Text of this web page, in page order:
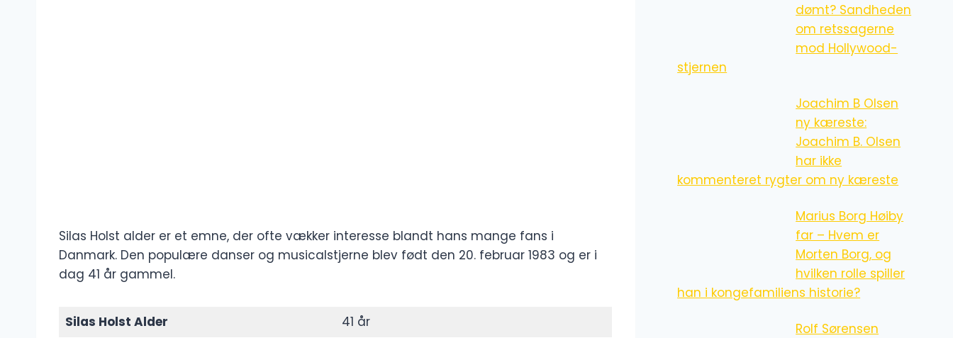
Silas Holst alder er et emne, der ofte vækker interesse blandt hans mange fans i
Danmark. Den populære danser og musicalstjerne blev født den 20. februar 1983 og er i
dag 41 år gammel.
Silas Holst Alder
41 år
dømt? Sandheden
om retssagerne
mod Hollywood-
stjernen
Joachim B Olsen
ny kæreste:
Joachim B. Olsen
har ikke
kommenteret rygter om ny kæreste
Marius Borg Høiby
far – Hvem er
Morten Borg, og
hvilken rolle spiller
han i kongefamiliens historie?
Rolf Sørensen